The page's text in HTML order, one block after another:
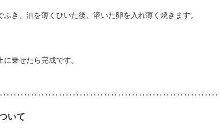
き、油を薄くひいた後、溶いた卵を入れ薄く焼きます。
乗せたら完成です。
いて